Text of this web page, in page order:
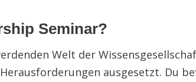
Seminar?
Welt der
ausgesetzt. Du